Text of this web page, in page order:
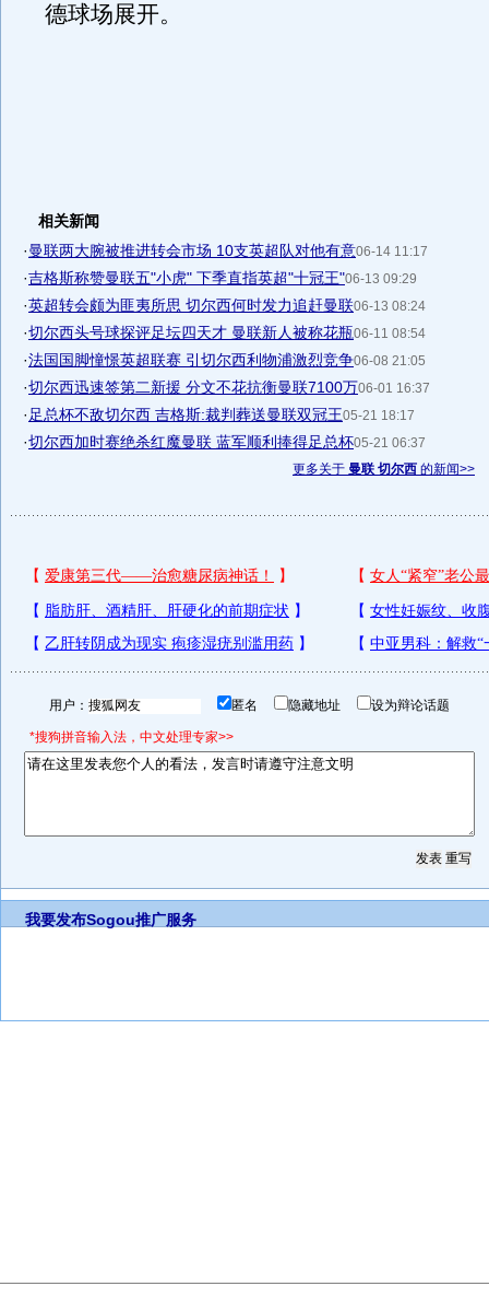
德球场展开。
相关新闻
·曼联两大腕被推进转会市场 10支英超队对他有意06-14 11:17
·吉格斯称赞曼联五"小虎" 下季直指英超"十冠王"06-13 09:29
·英超转会颇为匪夷所思 切尔西何时发力追赶曼联06-13 08:24
·切尔西头号球探评足坛四天才 曼联新人被称花瓶06-11 08:54
·法国国脚憧憬英超联赛 引切尔西利物浦激烈竞争06-08 21:05
·切尔西迅速签第二新援 分文不花抗衡曼联7100万06-01 16:37
· 足总杯不敌切尔西 吉格斯:裁判葬送曼联双冠王05-21 18:17
·切尔西加时赛绝杀红魔曼联 蓝军顺利捧得足总杯05-21 06:37
更多关于 曼联 切尔西 的新闻>>
用户： 匿名 隐藏地址 设为辩论话题
*搜狗拼音输入法，中文处理专家>>
我要发布Sogou推广服务